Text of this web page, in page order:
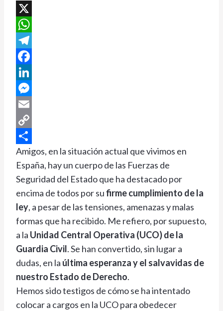
X
WhatsApp
Telegram
Facebook
LinkedIn
Messenger
Email
Copy
Link
Compartir
Amigos, en la situación actual que vivimos en
España, hay un cuerpo de las Fuerzas de
Seguridad del Estado que ha destacado por
encima de todos por sufirme cumplimiento de la
ley, a pesar de las tensiones, amenazas y malas
formas que ha recibido. Me refiero, por supuesto,
a la Unidad Central Operativa (UCO) de la
Guardia Civil. Se han convertido, sin lugar a
dudas, en la última esperanza y el salvavidas de
nuestro Estado de Derecho.
Hemos sido testigos de cómo se ha intentado
colocar a cargos en la UCO para obedecer